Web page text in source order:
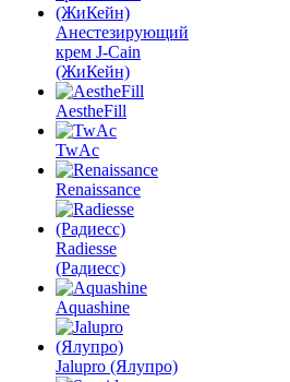
Анестезирующий
крем J-Cain
(ЖиКейн)
AestheFill
TwAc
Renaissance
Radiesse
(Радиесс)
Aquashine
Jalupro (Ялупро)